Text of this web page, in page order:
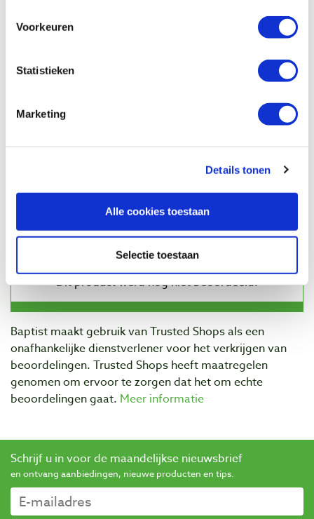
Voorkeuren
Statistieken
Marketing
Details tonen
Alle cookies toestaan
Selectie toestaan
Veiligheidsfreeskop 120 mm voor 40 x 4
€ 189,26 excl. btw
Beoordelingen
Baptist maakt gebruik van Trusted Shops als een
onafhankelijke dienstverlener voor het verkrijgen van
beoordelingen. Trusted Shops heeft maatregelen
genomen om ervoor te zorgen dat het om echte
beoordelingen gaat. Meer informatie
Schrijf u in voor de maandelijkse nieuwsbrief
en ontvang aanbiedingen, nieuwe producten en tips.